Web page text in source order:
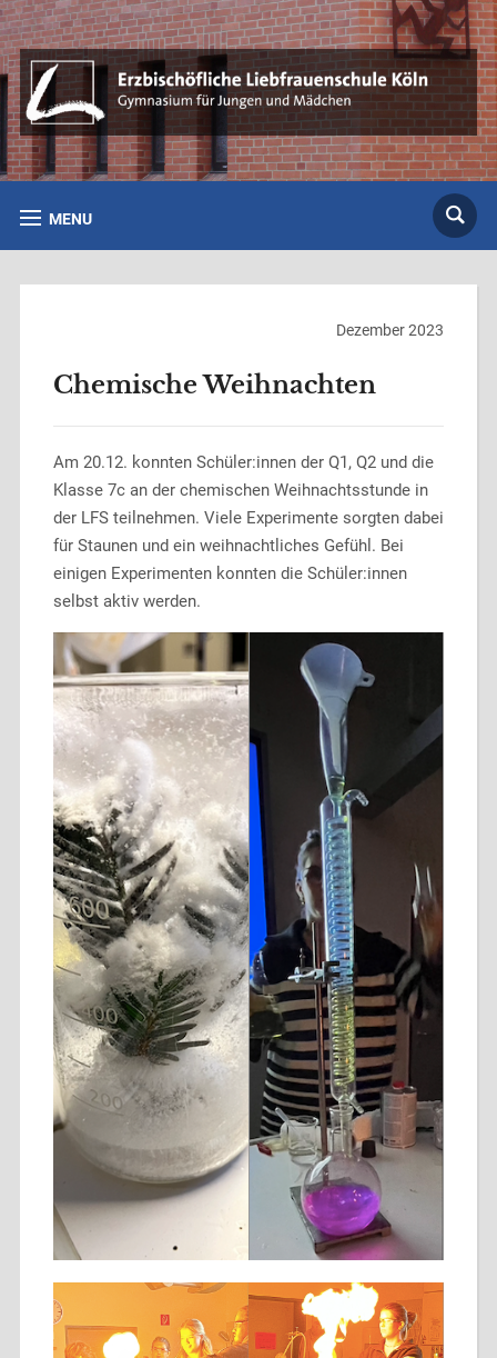
MENU
Dezember 2023
Chemische Weihnachten
Am 20.12. konnten Schüler:innen der Q1, Q2 und die
Klasse 7c an der chemischen Weihnachtsstunde in
der LFS teilnehmen. Viele Experimente sorgten dabei
für Staunen und ein weihnachtliches Gefühl. Bei
einigen Experimenten konnten die Schüler:innen
selbst aktiv werden.